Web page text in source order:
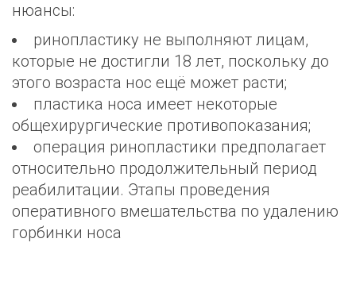
нюансы:
ринопластику не выполняют лицам,
которые не достигли 18 лет, поскольку до
этого возраста нос ещё может расти;
пластика носа имеет некоторые
общехирургические противопоказания;
операция ринопластики предполагает
относительно продолжительный период
реабилитации. Этапы проведения
оперативного вмешательства по удалению
горбинки носа